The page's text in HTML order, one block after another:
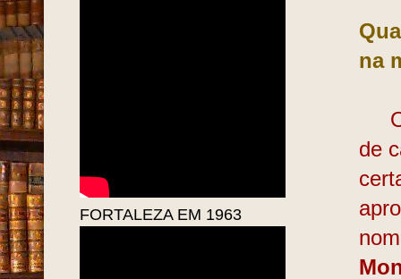
na
de
FORTALEZA EM 1963